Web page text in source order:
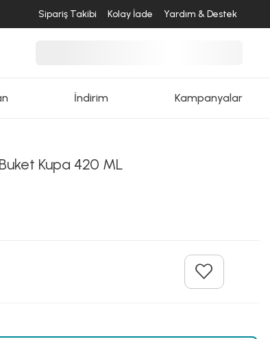
Sipariş Takibi Kolay İade Yardım & Destek
İndirim Kampanyalar
Buket Kupa 420 ML